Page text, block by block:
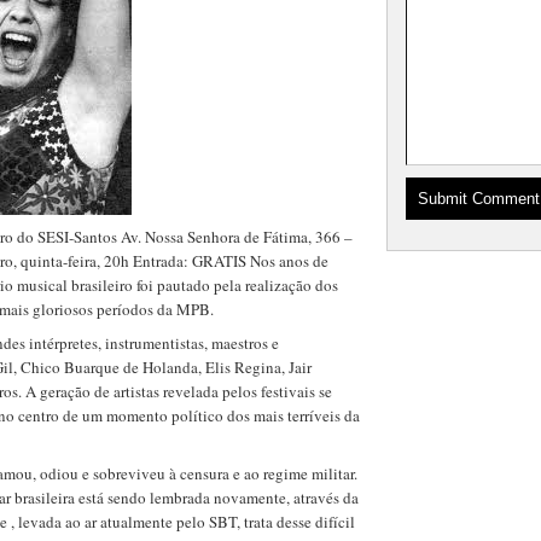
SESI-Santos Av. Nossa Senhora de Fátima, 366 –
quinta-feira, 20h Entrada: GRATIS Nos anos de
musical brasileiro foi pautado pela realização dos
gloriosos períodos da MPB.
intérpretes, instrumentistas, maestros e
Chico Buarque de Holanda, Elis Regina, Jair
A geração de artistas revelada pelos festivais se
centro de um momento político dos mais terríveis da
odiou e sobreviveu à censura e ao regime militar.
brasileira está sendo lembrada novamente, através da
levada ao ar atualmente pelo SBT, trata desse difícil